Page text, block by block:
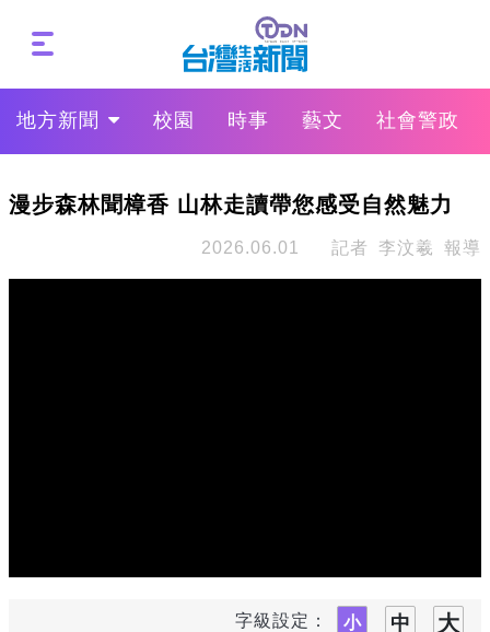
地方新聞 校園 時事 藝文 社會警政
漫步森林聞樟香 山林走讀帶您感受自然魅力
2026.06.01 記者 李汶羲 報導
字級設定：